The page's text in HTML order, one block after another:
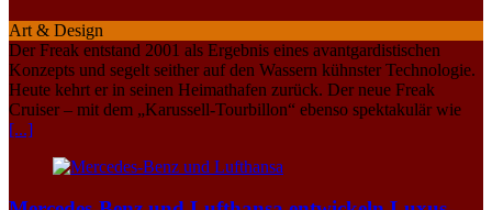
Art & Design
Der Freak entstand 2001 als Ergebnis eines avantgardistischen
Konzepts und segelt seither auf den Wassern kühnster Technologie.
Heute kehrt er in seinen Heimathafen zurück. Der neue Freak
Cruiser – mit dem „Karussell-Tourbillon“ ebenso spektakulär wie
[...]